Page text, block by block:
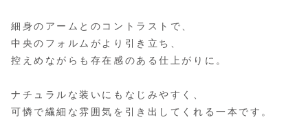
細身のアームとのコントラストで、
中央のフォルムがより引き立ち、
控えめながらも存在感のある仕上がりに。
ナチュラルな装いにもなじみやすく、
可憐で繊細な雰囲気を引き出してくれる一本です。